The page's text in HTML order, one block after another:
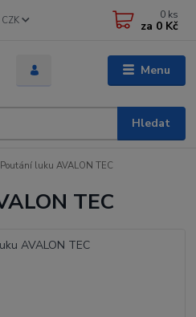
Menu
CZK
Hledat
0 ks
za 0 Kč
Poutání luku AVALON TEC
TEC